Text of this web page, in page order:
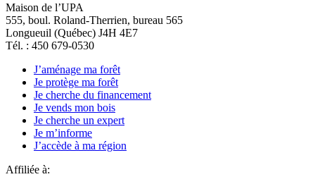
Maison de l’UPA
555, boul. Roland-Therrien, bureau 565
Longueuil (Québec) J4H 4E7
Tél. : 450 679-0530
J’aménage ma forêt
Je protège ma forêt
Je cherche du financement
Je vends mon bois
Je cherche un expert
Je m’informe
J’accède à ma région
Affiliée à: